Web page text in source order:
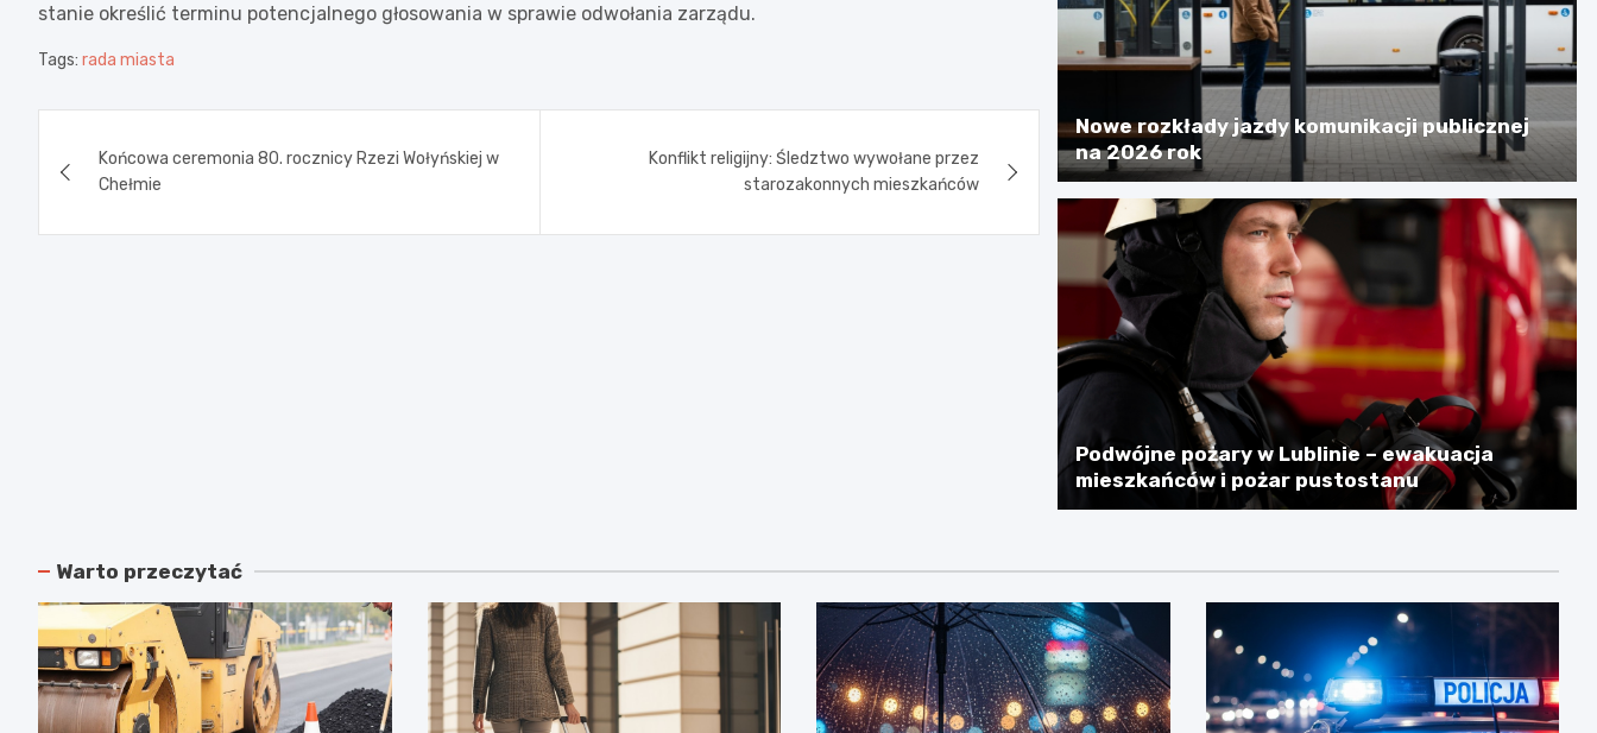
stanie określić terminu potencjalnego głosowania w sprawie odwołania zarządu.
Tags: rada miasta
wpisuKońcowa ceremonia 80. rocznicy Rzezi Wołyńskiej w
Chełmie
Konflikt religijny: Śledztwo wywołane przez
starozakonnych mieszkańców
Nowe rozkłady jazdy komunikacji publicznej
na 2026 rok
Podwójne pożary w Lublinie – ewakuacja
mieszkańców i pożar pustostanu
Warto przeczytać